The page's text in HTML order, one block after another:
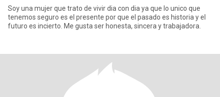
Soy una mujer que trato de vivir dia con dia ya que lo unico que
tenemos seguro es el presente por que el pasado es historia y el
futuro es incierto. Me gusta ser honesta, sincera y trabajadora.